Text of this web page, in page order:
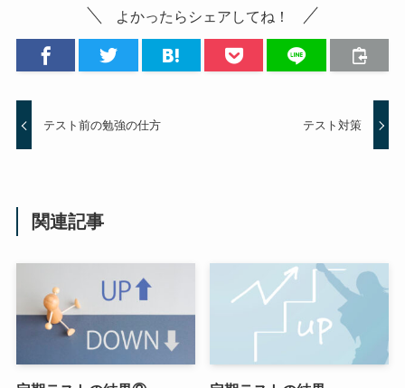
よかったらシェアしてね！
テスト前の勉強の仕方 テスト対策
関連記事